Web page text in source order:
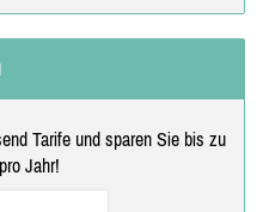
Tarife und sparen Sie bis zu
Jahr!